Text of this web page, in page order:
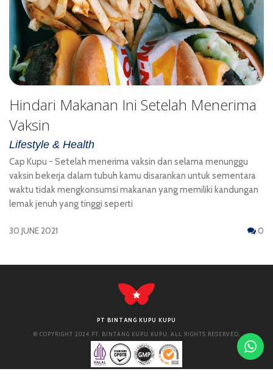
Hindari Makanan Ini Setelah Menerima
Vaksin
Lifestyle & Health
Cap Kupu - Setelah menerima vaksin dan selama menunggu
vaksin bekerja dalam tubuh kamu disarankan untuk sementara
waktu tidak mengkonsumsi makanan yang memiliki kandungan
lemak jenuh yang tinggi seperti
30 JUNE 2021 0
PT BINTANG KUPU KUPU
© COPYRIGHT 2024 PT. BINTANG KUPU KUPU. ALL RIGHTS RESERVED.